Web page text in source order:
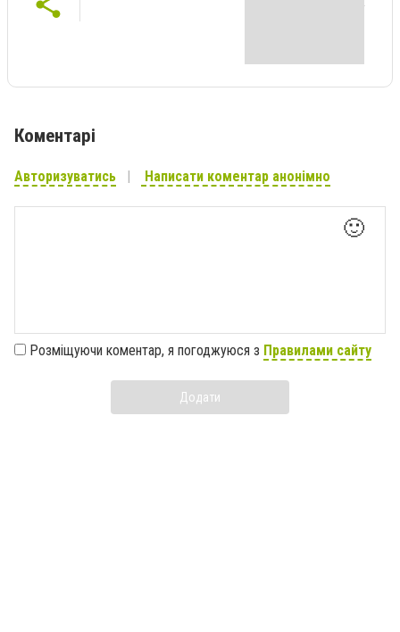
Коментарі
Авторизуватись Написати коментар анонімно
🙂
Розміщуючи коментар, я погоджуюся з Правилами сайту
Додати